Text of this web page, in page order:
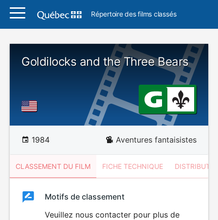
Répertoire des films classés
Goldilocks and the Three Bears
1984 Aventures fantaisistes
CLASSEMENT DU FILM FICHE TECHNIQUE
ClassementClassement
Motifs de classement
Veuillez nous contacter pour plus de